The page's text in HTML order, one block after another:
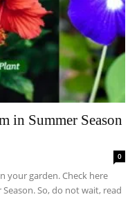
in Summer Season
0
your garden. Check here
So, do not wait, read